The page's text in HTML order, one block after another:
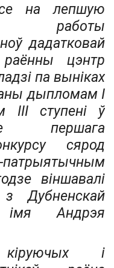
на лепшую
работы
дадатковай
раён­ны цэнтр
па выніках
дыпломам I
III ступені ў
першага
сярод
патрыятычным
віншавалі
Дубненскай
Андрэя
і